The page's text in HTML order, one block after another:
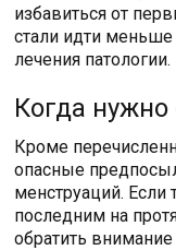
избавиться от
стали идти меньше
лечения патологии.
Когда нужно
Кроме
опасные
менструаций. Если
последним на
обратить